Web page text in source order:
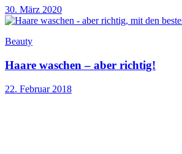
30. März 2020
Beauty
Haare waschen – aber richtig!
22. Februar 2018